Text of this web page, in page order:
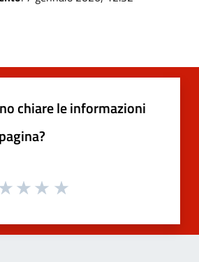
chiare le informazioni